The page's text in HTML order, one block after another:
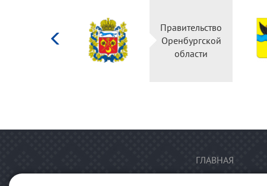
Правительство
Оренбургской
области
ГЛАВНАЯ